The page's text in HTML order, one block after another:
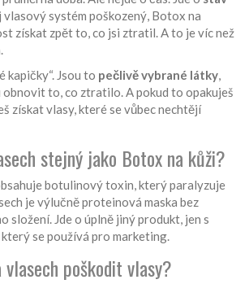
vlasový systém poškozený, Botox na
získat zpět to, co jsi ztratil. A to je víc než
kapičky“. Jsou to pečlivě vybrané látky,
to, co ztratilo. A pokud to opakuješ
získat vlasy, které se vůbec nechtějí
stejný jako Botox na kůži?
botulinový toxin, který paralyzuje
je výlučně proteinová maska bez
složení. Jde o úplně jiný produkt, jen s
se používá pro marketing.
poškodit vlasy?